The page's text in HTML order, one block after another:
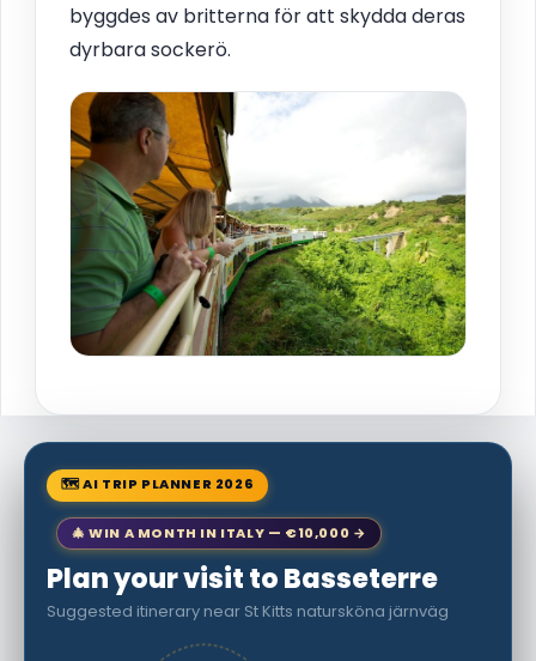
byggdes av britterna för att skydda deras
dyrbara sockerö.
🗺 AI TRIP PLANNER 2026
🎄 WIN A MONTH IN ITALY — €10,000 →
Plan your visit to Basseterre
Suggested itinerary near St Kitts natursköna järnväg